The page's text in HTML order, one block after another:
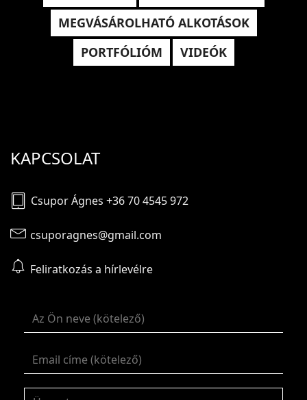
MEGVÁSÁROLHATÓ ALKOTÁSOK
PORTFÓLIÓM
VIDEÓK
KAPCSOLAT
Csupor Ágnes +36 70 4545 972
csuporagnes@gmail.com
Feliratkozás a hírlevélre